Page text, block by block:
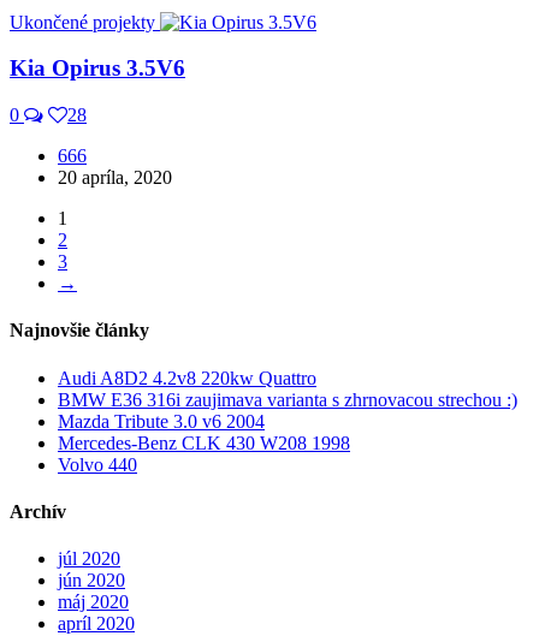
Ukončené projekty
Kia Opirus 3.5V6
0
28
666
20 apríla, 2020
1
2
3
→
Najnovšie články
Audi A8D2 4.2v8 220kw Quattro
BMW E36 316i zaujimava varianta s zhrnovacou strechou :)
Mazda Tribute 3.0 v6 2004
Mercedes-Benz CLK 430 W208 1998
Volvo 440
Archív
júl 2020
jún 2020
máj 2020
apríl 2020